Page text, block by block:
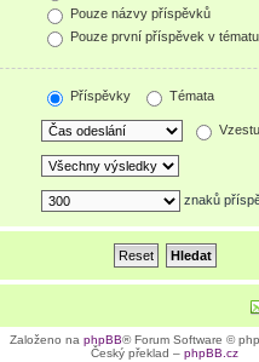
Pouze názvy příspěvků
Pouze první příspěvek v tématu
Příspěvky Témata
znaků
Založeno na phpBB® Forum Software ©
Český překlad – phpBB.cz